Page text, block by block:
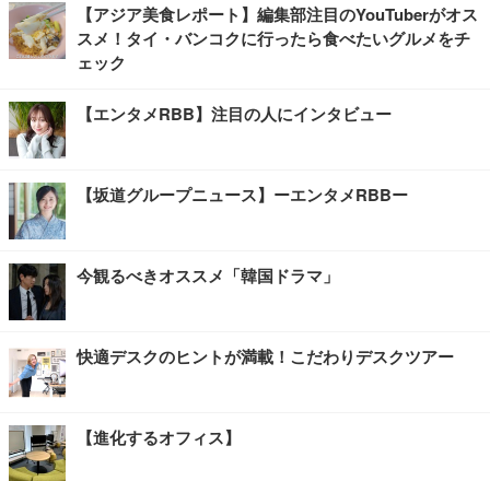
【アジア美食レポート】編集部注目のYouTuberがオス
スメ！タイ・バンコクに行ったら食べたいグルメをチ
ェック
【エンタメRBB】注目の人にインタビュー
【坂道グループニュース】ーエンタメRBBー
今観るべきオススメ「韓国ドラマ」
快適デスクのヒントが満載！こだわりデスクツアー
【進化するオフィス】